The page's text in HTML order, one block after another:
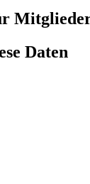
Daten